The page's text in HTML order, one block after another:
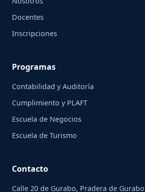
Docentes
Inscripciones
Programas
Contabilidad y Auditoría
Cumplimiento y PLAFT
Escuela de Negocios
Escuela de Turismo
Contacto
Calle 20 de Gurabo, Pradera de